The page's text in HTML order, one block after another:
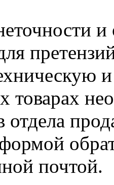
и
товарах
отдела
почтой.